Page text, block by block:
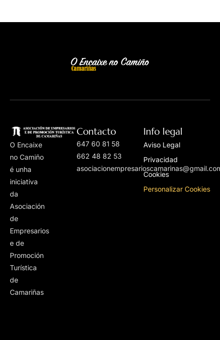
O Encaixe
no Camiño
é unha
iniciativa
da
Asociación
de
Empresarios
e de
Promoción
Turística
de
Camariñas
Contacto
647 60 81 58
662 48 82 53
Info legal
Aviso Legal
Privacidad
Cookies
Personalizar Cookies